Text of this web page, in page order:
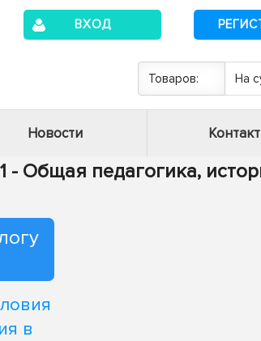
ВХОД
Товаров: На
Новости
- Общая педагогика,
в